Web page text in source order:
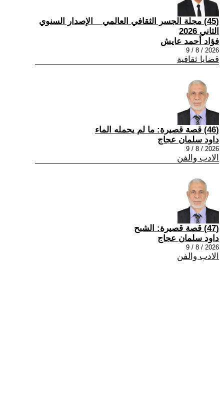
(45) مجلة الجسر الثقافي العالمي _ الإصدار السنوي
الثاني 2026
فؤاد أحمد عايش
2026 / 8 / 9
قضايا ثقافية
(46) قصة قصيرة: ما لم يحمله الماء
داود سلمان عجاج
2026 / 8 / 9
الادب والفن
(47) قصة قصيرة: الشبح
داود سلمان عجاج
2026 / 8 / 9
الادب والفن